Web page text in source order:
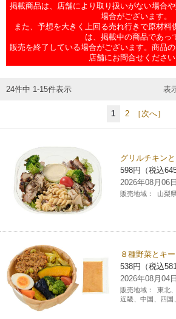
商品カテゴリ一覧
食の安全・安心への取組み
ギフト
プリペイドカード・金券
nanacoトップ
マルチコピー機でできることトップ
コピー
プリント
ファクス
チケット
宅配便
切手・はがき・印紙
セブン銀行ATM
ご利用可能なお支払い方法
各種料金のお支払い
チケットサービス
セブンチケット
チケットぴあ
イープラス
CNプレイガイド
セブン‐イレブンでお受取り
タワーレコード
セブンネットショッピング
停電時のサービス停止のお知らせ
企業情報トップ
ニュースリリース
企業理念
会社概要
沿革
国内店舗数
私たちの取組み
サステナビリティ
セブン＆アイ・ホールディングスの重点課
サステナビリティ活動基本方針
GREEN CHALLENGE 2050
4VISIONS
加盟店オーナー募集
アルバイト情報
店舗検索
ネットシ
お問い合わせ
Language
English (Corporate)
English (Services)
掲載商品は、店舗により取り扱いがない場合
場合がございます。
また、予想を大きく上回る売れ行きで原材料
は、掲載中の商品であっ
販売を終了している場合がございます。商品の
店舗にお問合せください
24件中 1-15件表示 表
1 2 ［次へ］
グリルチキン
598円（税込
2026年08月06
販売地域： 山梨
８種野菜とキ
538円（税込
2026年08月04
販売地域：
東北
近畿、中国、四国